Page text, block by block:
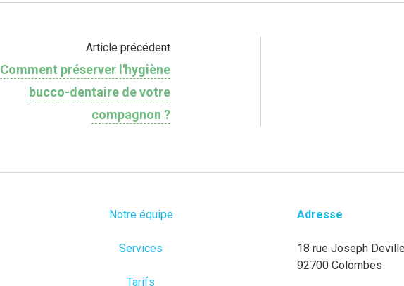
Article précédent
Comment préserver l'hygiène
bucco-dentaire de votre
compagnon ?
Notre équipe
Services
Tarifs
Adresse
18 rue Joseph Deville
92700 Colombes